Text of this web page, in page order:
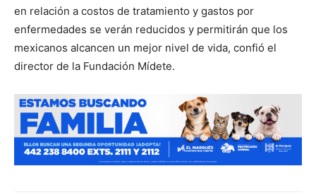
en relación a costos de tratamiento y gastos por
enfermedades se verán reducidos y permitirán que los
mexicanos alcancen un mejor nivel de vida, confió el
director de la Fundación Mídete.